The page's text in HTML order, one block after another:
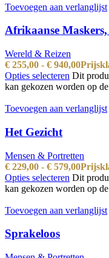
Toevoegen aan verlanglijst
Afrikaanse
Wereld & Reizen
€ 255,00 - € 940,00
Opties selecteren Dit
kan gekozen worden op
Toevoegen aan verlanglijst
Het Gezicht
Mensen & Portretten
€ 229,00 - € 579,00
Opties selecteren Dit
kan gekozen worden op
Toevoegen aan verlanglijst
Sprakeloos